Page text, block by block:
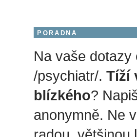
PORADNA
Na vaše dotazy
/psychiatr/. Tíží
blízkého?
anonymně. Ne